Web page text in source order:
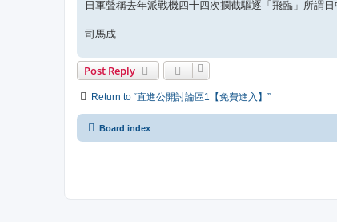
日軍聲稱去年派戰機四十四次攔截驅逐「飛臨」所謂
司馬成
Post Reply
Return to “直進公開討論區1【免費進入】”
Board index